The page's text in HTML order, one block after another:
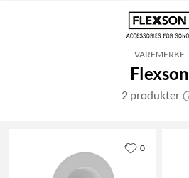
VAREMERKE
Flexson
2 produkter
0